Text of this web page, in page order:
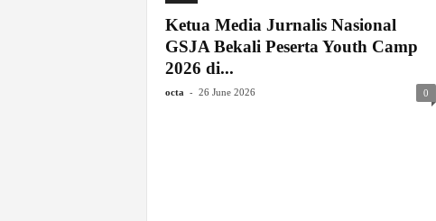
Ketua Media Jurnalis Nasional
GSJA Bekali Peserta Youth Camp
2026 di...
octa - 26 June 2026 0